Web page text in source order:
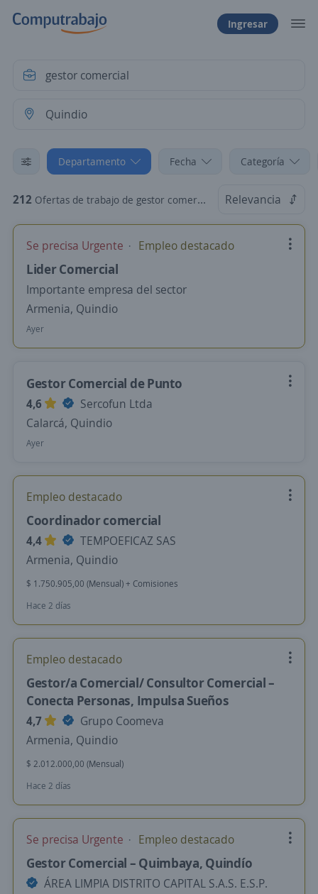
Ingresar
Departamento Fecha Categoría
212 Ofertas de trabajo de gestor comercial en Quindio Relevancia
Se precisa Urgente Empleo destacado
Lider Comercial
Importante empresa del sector
Armenia, Quindio
Ayer
Gestor Comercial de Punto
4,6
Sercofun Ltda
Calarcá, Quindio
Ayer
Empleo destacado
Coordinador comercial
4,4
TEMPOEFICAZ SAS
Armenia, Quindio
$ 1.750.905,00 (Mensual) + Comisiones
Hace 2 días
Empleo destacado
Gestor/a Comercial/ Consultor Comercial –
Conecta Personas, Impulsa Sueños
4,7
Grupo Coomeva
Armenia, Quindio
$ 2.012.000,00 (Mensual)
Hace 2 días
Se precisa Urgente Empleo destacado
Gestor Comercial – Quimbaya, Quindío
ÁREA LIMPIA DISTRITO CAPITAL S.A.S. E.S.P.